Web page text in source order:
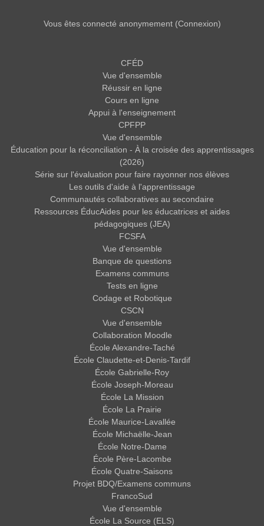
Vous êtes connecté anonymement (Connexion)
CFÉD
Vue d'ensemble
Réussir en ligne
Cours en ligne
Appui à l'enseignement
CPFPP
Vue d'ensemble
Éducation pour la réconciliation - À la croisée des apprentissages
(2026)
Série sur l'évaluation pour faire rayonner nos élèves
Les outils d'aide à l'apprentissage
Communautés collaboratives au secondaire
Ressources ÉducAides pour les éducatrices et aides
pédagogiques (JEA)
FCSFA
Vue d'ensemble
Banque de questions
Examens communs
Tests en ligne
Codage et Robotique
CSCN
Vue d'ensemble
Collaboration Moodle
École Alexandre-Taché
École Claudette-et-Denis-Tardif
École Gabrielle-Roy
École Joseph-Moreau
École La Mission
École La Prairie
École Maurice-Lavallée
École Michaëlle-Jean
École Notre-Dame
École Père-Lacombe
École Quatre-Saisons
Projet BDQ/Examens communs
FrancoSud
Vue d'ensemble
École La Source (ELS)